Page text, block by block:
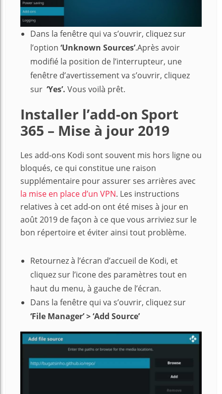
Dans la fenêtre qui va s’ouvrir, cliquez sur
l’option ‘Unknown Sources’.Après avoir
modifié la position de l’interrupteur, une
fenêtre d’avertissement va s’ouvrir, cliquez
sur ‘Yes’. Vous voilà prêt.
Installer l’add-on Sport
365 – Mise à jour 2019
Les add-ons Kodi sont souvent mis hors ligne ou
bloqués, ce qui constitue une raison
supplémentaire pour assurer ses arrières avec
la mise en place d’un VPN. Les instructions
relatives à cet add-on ont été mises à jour en
août 2019 de façon à ce que vous arriviez sur le
bon répertoire et éviter ainsi tout problème.
Retournez à l’écran d’accueil de Kodi, et
cliquez sur l’icone des paramètres tout en
haut du menu, à gauche de l’écran.
Dans la fenêtre qui va s’ouvrir, cliquez sur
‘File Manager’ > ‘Add Source’